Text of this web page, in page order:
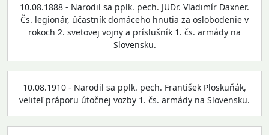
10.08.1888 - Narodil sa pplk. pech. JUDr. Vladimír Daxner.
Čs. legionár, účastník domáceho hnutia za oslobodenie v
rokoch 2. svetovej vojny a príslušník 1. čs. armády na
Slovensku.
10.08.1910 - Narodil sa pplk. pech. František Ploskuňák,
veliteľ práporu útočnej vozby 1. čs. armády na Slovensku.